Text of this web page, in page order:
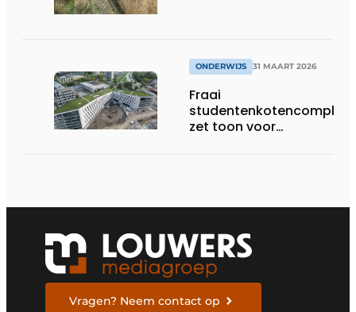
ONDERWIJS 31 MAART 2026
Fraai
studentenkotencomplex
zet toon voor
Vragen? Neem contact op